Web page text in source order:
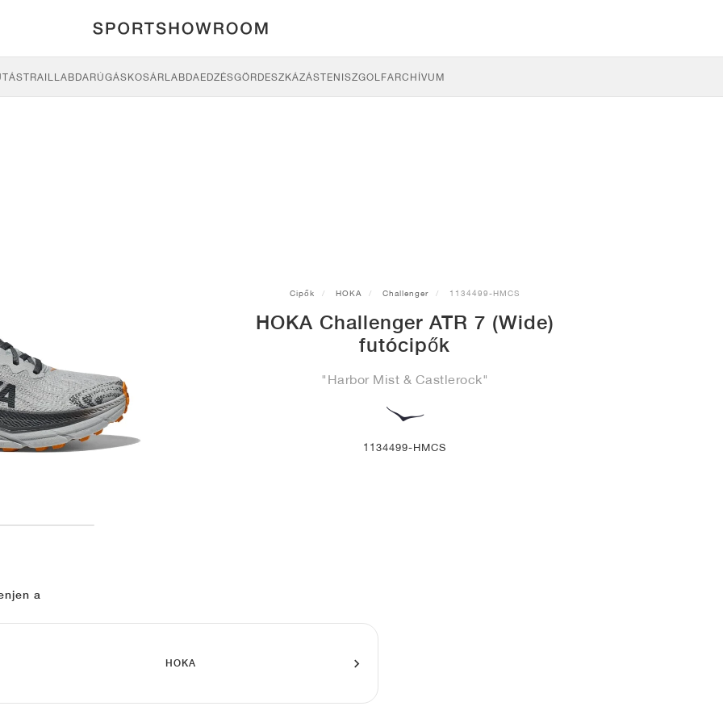
TRAILLABDARÚGÁSKOSÁRLABDAEDZÉSGÖRDESZKÁZÁSTENISZGOLFARCHÍVUM
Cipők HOKA Challenger 1134499-HMCS
HOKA Challenger ATR 7 (Wide)
futócipők
"Harbor Mist & Castlerock"
1134499-HMCS
a
HOKA